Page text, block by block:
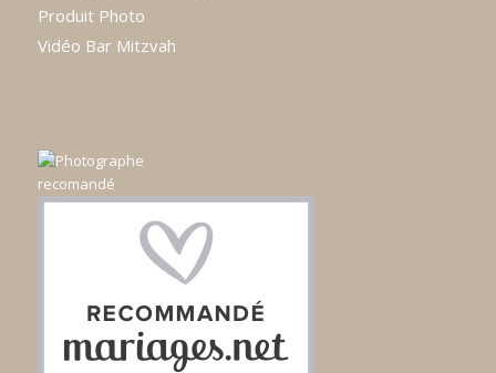
Produit Photo
Vidéo Bar Mitzvah